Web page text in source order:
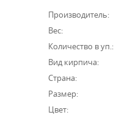
Производитель:
Вес:
Количество в уп.:
Вид кирпича:
Страна:
Размер:
Цвет: